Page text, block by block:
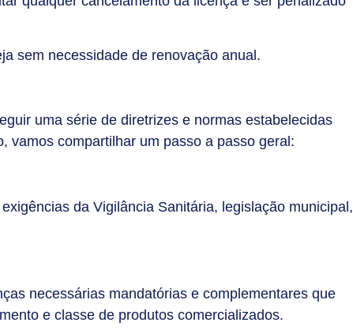
sem necessidade de renovação anual.
uma série de diretrizes e normas estabelecidas
vamos compartilhar um passo a passo geral:
da Vigilância Sanitária, legislação municipal,
necessárias mandatórias e complementares que
e classe de produtos comercializados.